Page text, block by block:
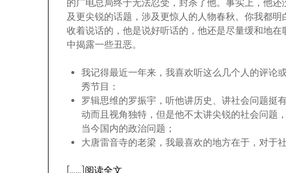
的广电总局终于无法忍受，封杀了他。事实上，他还
及更尖锐的话题，涉及更惊人的人物春秋。你我都明
收着说话的，他是说好听话的，他还是尽量缓和地在
中揭露一些丑恶。
我记得最近一年来，我喜欢听这么几个人的评论
秀节目：
罗辑思维的罗振宇，听他讲历史、讲社会问题挺
动而且视角独特，但是他不太讲尖锐的社会问题
当今国内的政治问题；
大唐雷音寺的老梁，我最喜欢的地方在于，对于
[……] 阅读全文